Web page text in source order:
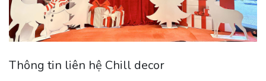
Thông tin liên hệ Chill decor